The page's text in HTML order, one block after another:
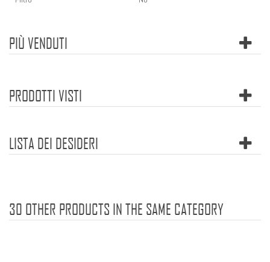
PIÙ VENDUTI
PRODOTTI VISTI
LISTA DEI DESIDERI
30 OTHER PRODUCTS IN THE SAME CATEGORY